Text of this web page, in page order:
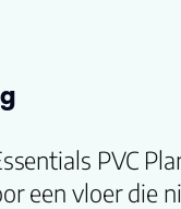
PVC
een vloer die